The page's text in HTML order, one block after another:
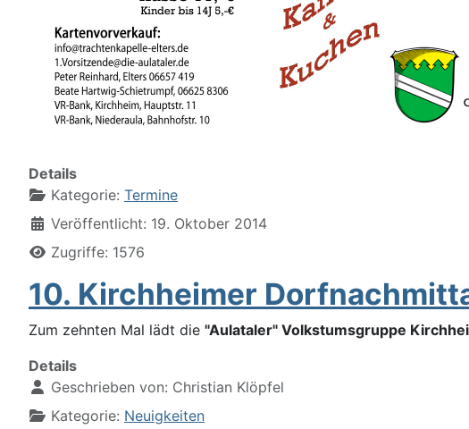
Details
Kategorie: Termine
Veröffentlicht: 19. Oktober 2014
Zugriffe: 1576
10. Kirchheimer
Zum zehnten Mal lädt die "Aulataler" Volkstumsgruppe
Details
Geschrieben von: Christian Klöpfel
Kategorie: Neuigkeiten